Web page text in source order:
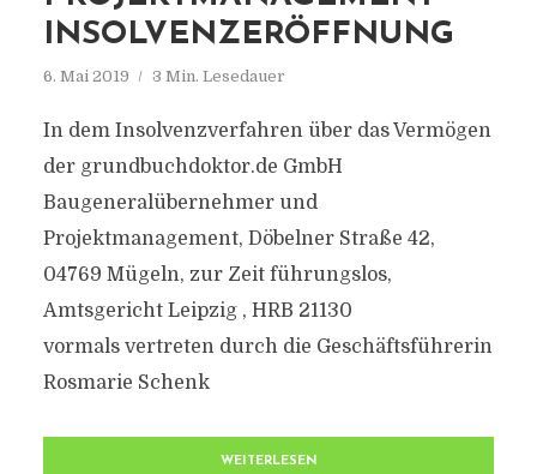
INSOLVENZERÖFFNUNG
6. Mai 2019 3 Min. Lesedauer
In dem Insolvenzverfahren über das Vermögen
der grundbuchdoktor.de GmbH
Baugeneralübernehmer und
Projektmanagement, Döbelner Straße 42,
04769 Mügeln, zur Zeit führungslos,
Amtsgericht Leipzig , HRB 21130
vormals vertreten durch die Geschäftsführerin
Rosmarie Schenk
WEITERLESEN